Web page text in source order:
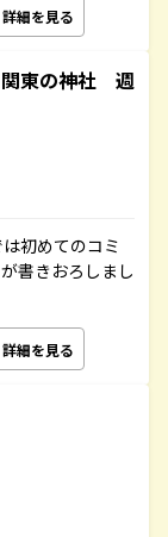
詳細を見る
東の神社 週
初めてのコミ
書きおろしまし
詳細を見る